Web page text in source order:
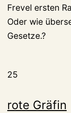
Frevel ersten
Oder wie
Gesetze.?
25
rote Gräfin